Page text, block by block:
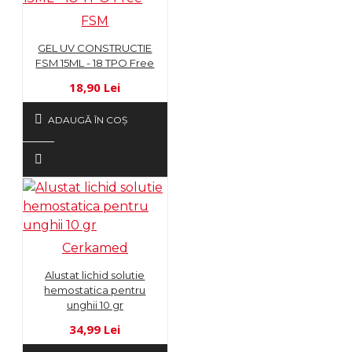
FSM
GEL UV CONSTRUCTIE
FSM 15ML - 18 TPO Free
18,90 Lei
ADAUGĂ ÎN COŞ
Cerkamed
Alustat lichid solutie
hemostatica pentru
unghii 10 gr
34,99 Lei